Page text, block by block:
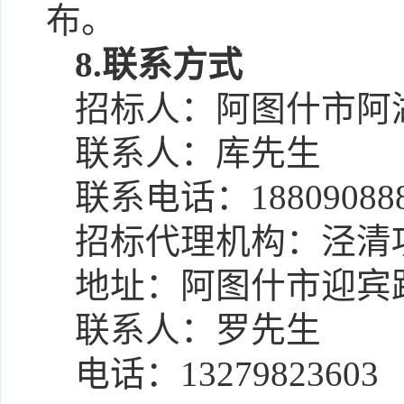
布。
8.联系方式
招标人：
阿图什市
联系人： 库先生
联系电话：
招标代理机构： 泾清
地址：
阿图什市迎宾
联系人： 罗先生
电话： 13279823603